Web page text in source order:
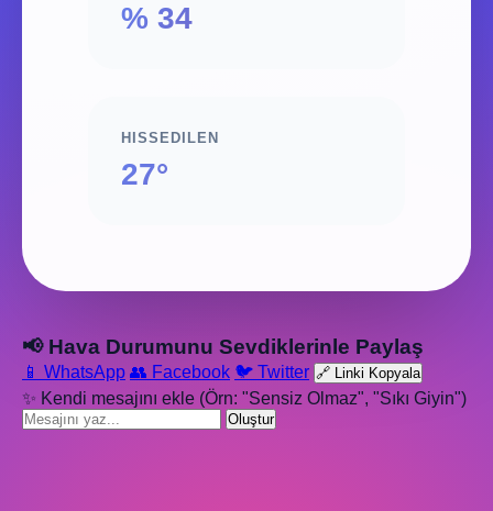
% 34
HISSEDILEN
27°
📢 Hava Durumunu Sevdiklerinle Paylaş
📱 WhatsApp 👥 Facebook 🐦 Twitter 🔗 Linki Kopyala
✨ Kendi mesajını ekle (Örn: "Sensiz Olmaz", "Sıkı Giyin")
Oluştur